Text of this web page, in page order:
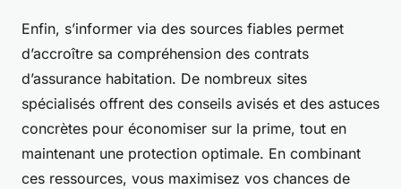
Enfin, s’informer via des sources fiables permet
d’accroître sa compréhension des contrats
d’assurance habitation. De nombreux sites
spécialisés offrent des conseils avisés et des astuces
concrètes pour économiser sur la prime, tout en
maintenant une protection optimale. En combinant
ces ressources, vous maximisez vos chances de